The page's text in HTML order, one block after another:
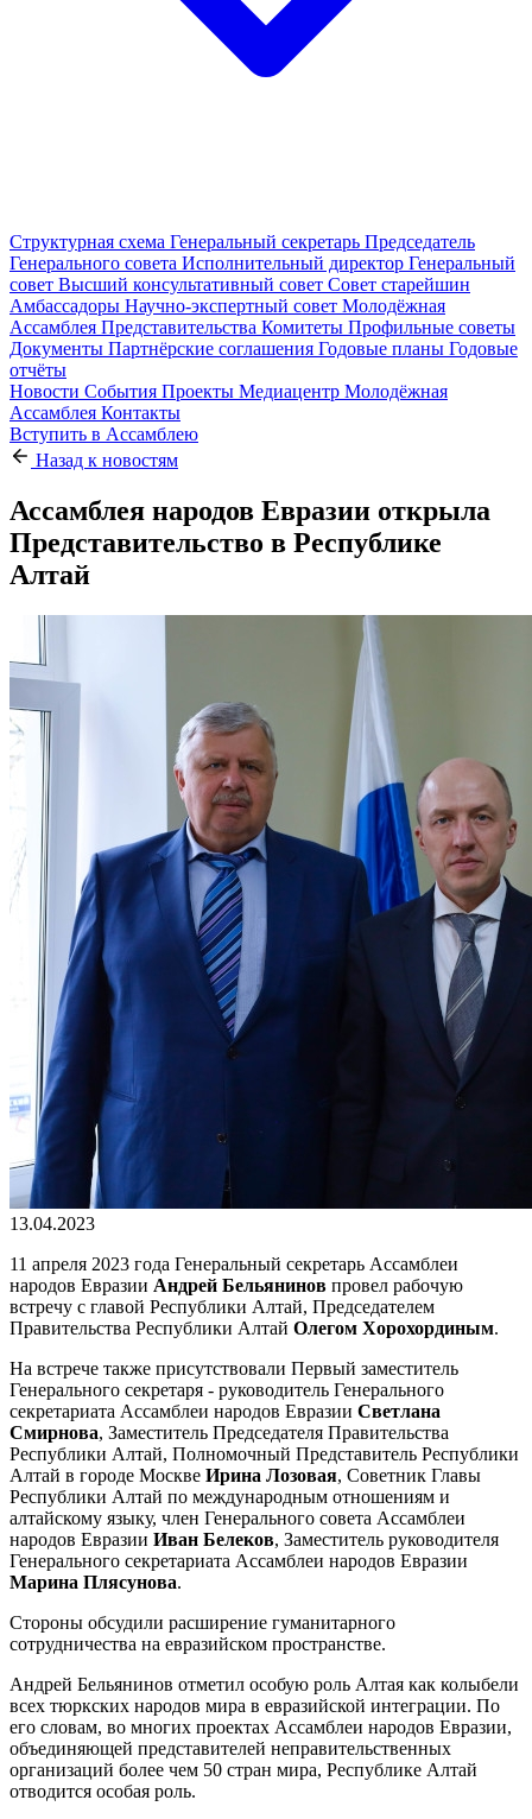
Структурная схема Генеральный секретарь Председатель
Генерального совета Исполнительный директор Генеральный
совет Высший консультативный совет Совет старейшин
Амбассадоры Научно-экспертный совет Молодёжная
Ассамблея Представительства Комитеты Профильные советы
Документы Партнёрские соглашения Годовые планы Годовые
отчёты
Новости События Проекты Медиацентр Молодёжная
Ассамблея Контакты
Вступить в Ассамблею
Назад к новостям
Ассамблея народов Евразии открыла
Представительство в Республике
Алтай
13.04.2023
11 апреля 2023 года Генеральный секретарь Ассамблеи
народов Евразии Андрей Бельянинов провел рабочую
встречу с главой Республики Алтай, Председателем
Правительства Республики Алтай Олегом Хорохординым.
На встрече также присутствовали Первый заместитель
Генерального секретаря - руководитель Генерального
секретариата Ассамблеи народов Евразии Светлана
Смирнова, Заместитель Председателя Правительства
Республики Алтай, Полномочный Представитель Республики
Алтай в городе Москве Ирина Лозовая, Советник Главы
Республики Алтай по международным отношениям и
алтайскому языку, член Генерального совета Ассамблеи
народов Евразии Иван Белеков, Заместитель руководителя
Генерального секретариата Ассамблеи народов Евразии
Марина Плясунова.
Стороны обсудили расширение гуманитарного
сотрудничества на евразийском пространстве.
Андрей Бельянинов отметил особую роль Алтая как колыбели
всех тюркских народов мира в евразийской интеграции. По
его словам, во многих проектах Ассамблеи народов Евразии,
объединяющей представителей неправительственных
организаций более чем 50 стран мира, Республике Алтай
отводится особая роль.